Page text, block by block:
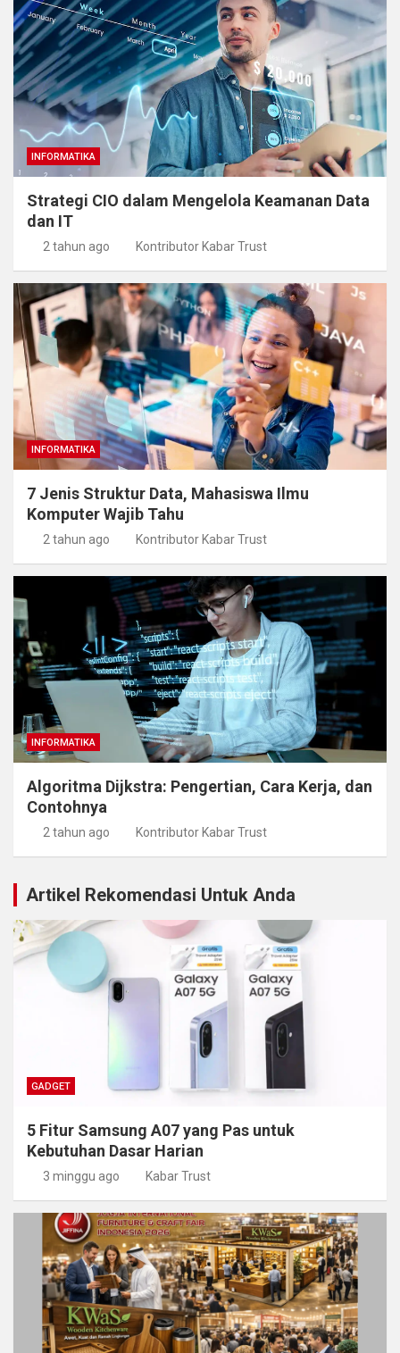
INFORMATIKA
Strategi CIO dalam Mengelola Keamanan Data
dan IT
2 tahun ago Kontributor Kabar Trust
INFORMATIKA
7 Jenis Struktur Data, Mahasiswa Ilmu
Komputer Wajib Tahu
2 tahun ago Kontributor Kabar Trust
INFORMATIKA
Algoritma Dijkstra: Pengertian, Cara Kerja, dan
Contohnya
2 tahun ago Kontributor Kabar Trust
Artikel Rekomendasi Untuk Anda
GADGET
5 Fitur Samsung A07 yang Pas untuk
Kebutuhan Dasar Harian
3 minggu ago Kabar Trust